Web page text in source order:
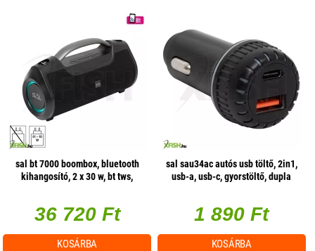
sal bt 7000 boombox, bluetooth
kihangosító, 2 x 30 w, bt tws,
vízálló
36 720 Ft
KOSÁRBA
sal sau34ac autós usb töltő, 2in1,
usb-a, usb-c, gyorstöltő, dupla
1 890 Ft
KOSÁRBA